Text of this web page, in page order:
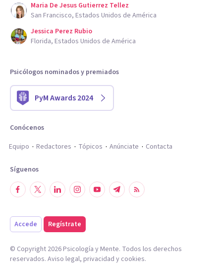
Maria De Jesus Gutierrez Tellez
San Francisco, Estados Unidos de América
Jessica Perez Rubio
Florida, Estados Unidos de América
Psicólogos nominados y premiados
PyM Awards 2024
Conócenos
Equipo
Redactores Tópicos Anúnciate Contacta
Síguenos
Accede Regístrate
© Copyright 2026Psicología y Mente. Todos los derechos
reservados. Aviso legal, privacidad y cookies.